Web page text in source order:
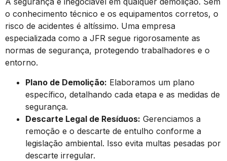
o conhecimento técnico e os equipamentos corretos, o
risco de acidentes é altíssimo. Uma empresa
especializada como a JFR segue rigorosamente as
normas de segurança, protegendo trabalhadores e o
entorno.
Plano de Demolição: Elaboramos um plano
específico, detalhando cada etapa e as medidas de
segurança.
Descarte Legal de Resíduos: Gerenciamos a
remoção e o descarte de entulho conforme a
legislação ambiental. Isso evita multas pesadas por
descarte irregular.